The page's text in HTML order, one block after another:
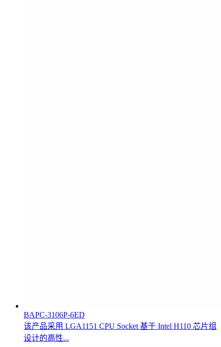
BAPC-3106P-6ED
该产品采用 LGA1151 CPU Socket 基于 Intel H110 芯片组
设计的高性...